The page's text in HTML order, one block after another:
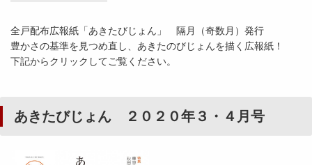
全戸配布広報紙「あきたびじょん」 隔月（奇数月）発行
豊かさの基準を見つめ直し、あきたのびじょんを描く広報紙！
下記からクリックしてご覧ください。
あきたびじょん ２０２０年３・４月号